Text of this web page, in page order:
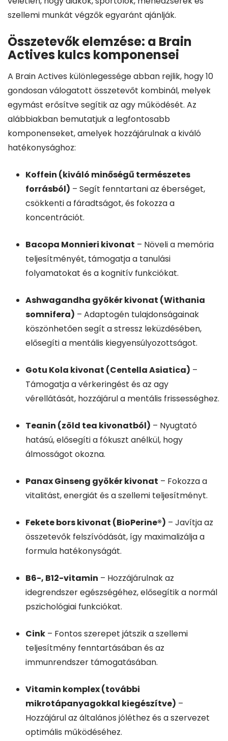
szellemi munkát végzők egyaránt ajánlják.
Összetevők elemzése: a Brain
Actives kulcs komponensei
A Brain Actives különlegessége abban rejlik, hogy 10
gondosan válogatott összetevőt kombinál, melyek
egymást erősítve segítik az agy működését. Az
alábbiakban bemutatjuk a legfontosabb
komponenseket, amelyek hozzájárulnak a kiváló
hatékonysághoz:
Koffein (kiváló minőségű természetes
forrásból) – Segít fenntartani az éberséget,
csökkenti a fáradtságot, és fokozza a
koncentrációt.
Bacopa Monnieri kivonat – Növeli a memória
teljesítményét, támogatja a tanulási
folyamatokat és a kognitív funkciókat.
Ashwagandha gyökér kivonat (Withania
somnifera) – Adaptogén tulajdonságainak
köszönhetően segít a stressz leküzdésében,
elősegíti a mentális kiegyensúlyozottságot.
Gotu Kola kivonat (Centella Asiatica) –
Támogatja a vérkeringést és az agy
vérellátását, hozzájárul a mentális frissességhez.
Teanin (zöld tea kivonatból) – Nyugtató
hatású, elősegíti a fókuszt anélkül, hogy
álmosságot okozna.
Panax Ginseng gyökér kivonat – Fokozza a
vitalitást, energiát és a szellemi teljesítményt.
Fekete bors kivonat (BioPerine®) – Javítja az
összetevők felszívódását, így maximalizálja a
formula hatékonyságát.
B6-, B12-vitamin – Hozzájárulnak az
idegrendszer egészségéhez, elősegítik a normál
pszichológiai funkciókat.
Cink – Fontos szerepet játszik a szellemi
teljesítmény fenntartásában és az
immunrendszer támogatásában.
Vitamin komplex (további
mikrotápanyagokkal kiegészítve) –
Hozzájárul az általános jóléthez és a szervezet
optimális működéséhez.